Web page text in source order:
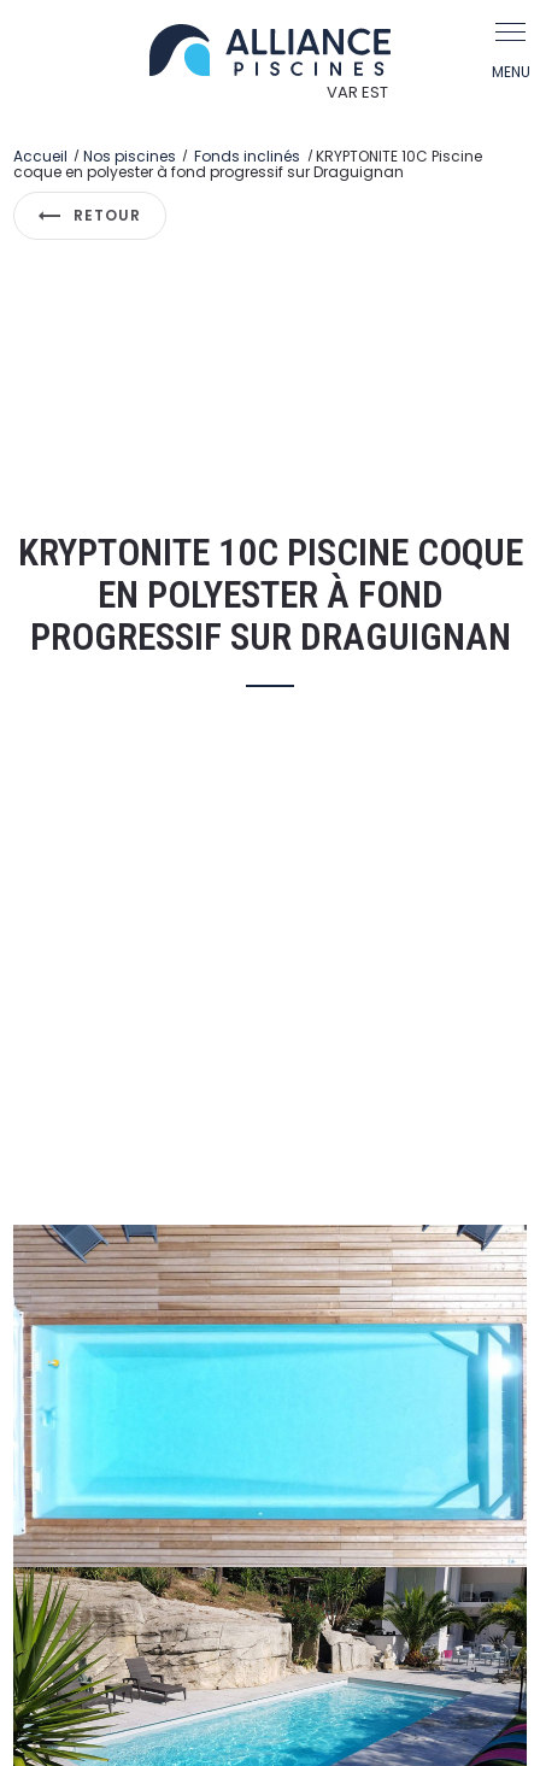
Accueil Nos piscines Fonds inclinés KRYPTONITE 10C Piscine
coque en polyester à fond progressif sur Draguignan
RETOUR
KRYPTONITE 10C PISCINE COQUE
EN POLYESTER À FOND
PROGRESSIF SUR DRAGUIGNAN